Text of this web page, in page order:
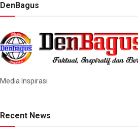
DenBagus
Media Inspirasi
Recent News